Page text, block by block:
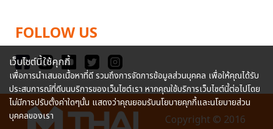
FOLLOW US
Copyright © 2016
เว็บไซต์นี้ใช้คุกกี้
เพื่อการนำเสนอเนื้อหาที่ดี รวมถึงการจัดการข้อมูลส่วนบุคคล เพื่อให้คุณได้รับ
ประสบการณ์ที่ดีบนบริการของเว็บไซต์เรา หากคุณใช้บริการเว็บไซต์นี้ต่อไปโดย
ไม่มีการปรับตั้งค่าใดๆนั้น แสดงว่าคุณยอมรับนโยบายคุกกี้และนโยบายส่วน
บุคคลของเรา